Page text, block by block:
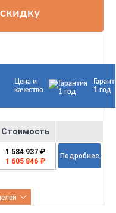
Цена и
качество
1 год
Стоимость
1 584 937 ₽
1 605 846 ₽
Подробнее